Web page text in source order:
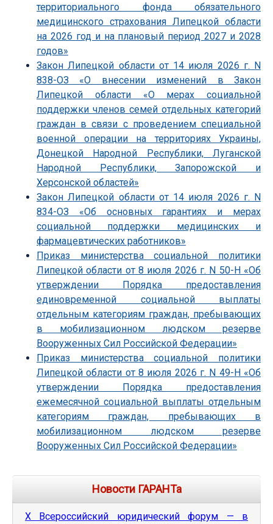
территориального фонда обязательного
медицинского страхования Липецкой области
на 2026 год и на плановый период 2027 и 2028
годов»
Закон Липецкой области от 14 июля 2026 г. N
838-ОЗ «О внесении изменений в Закон
Липецкой области «О мерах социальной
поддержки членов семей отдельных категорий
граждан в связи с проведением специальной
военной операции на территориях Украины,
Донецкой Народной Республики, Луганской
Народной Республики, Запорожской и
Херсонской областей»
Закон Липецкой области от 14 июля 2026 г. N
834-ОЗ «Об основных гарантиях и мерах
социальной поддержки медицинских и
фармацевтических работников»
Приказ министерства социальной политики
Липецкой области от 8 июля 2026 г. N 50-Н «Об
утверждении Порядка предоставления
единовременной социальной выплаты
отдельным категориям граждан, пребывающих
в мобилизационном людском резерве
Вооруженных Сил Российской Федерации»
Приказ министерства социальной политики
Липецкой области от 8 июля 2026 г. N 49-Н «Об
утверждении Порядка предоставления
ежемесячной социальной выплаты отдельным
категориям граждан, пребывающих в
мобилизационном людском резерве
Вооруженных Сил Российской Федерации»
Новости ГАРАНТа
Х Всероссийский юридический форум — в